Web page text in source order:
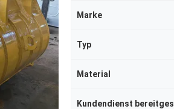
Marke
Typ
Material